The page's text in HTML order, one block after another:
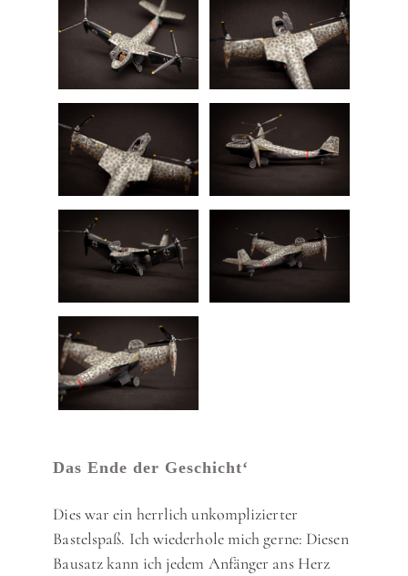
Das Ende der Geschicht‘
Dies war ein herrlich unkomplizierter
Bastelspaß. Ich wiederhole mich gerne: Diesen
Bausatz kann ich jedem Anfänger ans Herz